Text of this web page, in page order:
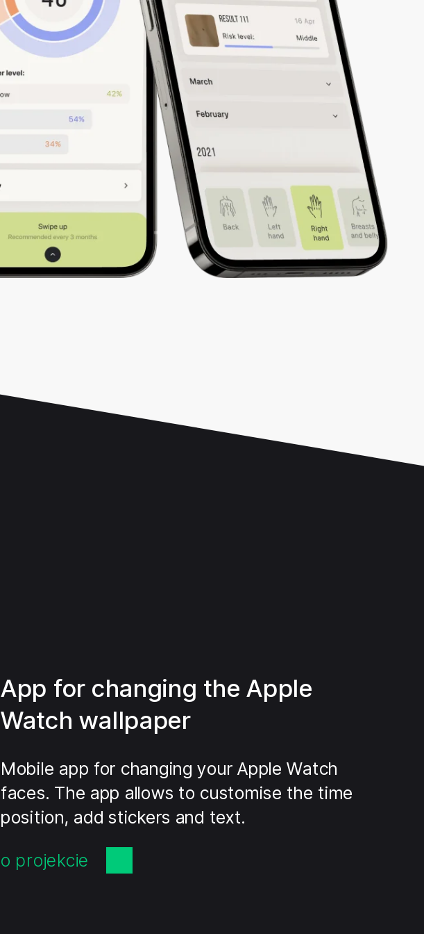
App for changing the Apple
Watch wallpaper
Mobile app for changing your Apple Watch
faces. The app allows to customise the time
position, add stickers and text.
o projekcie